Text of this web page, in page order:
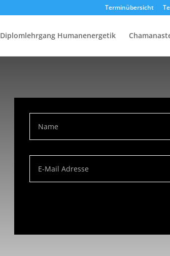
Terminübersicht
Diplomlehrgang Humanenergetik